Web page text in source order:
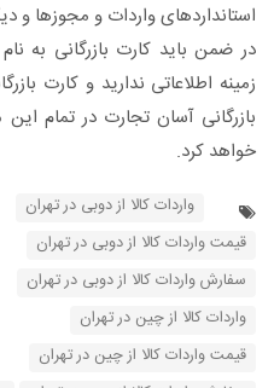
استانداردهای واردات و مجوزها و
در ضمن باید کارت بازرگانی به
زمینه اطلاعاتی ندارید و کارت
بازرگانی آسان تجارت در تمام
خواهد کرد.
واردات کالا از دوبی در تهران
قیمت واردات کالا از دوبی در تهران
سفارش واردات کالا از دوبی در تهران
واردات کالا از چین در تهران
قیمت واردات کالا از چین در تهران